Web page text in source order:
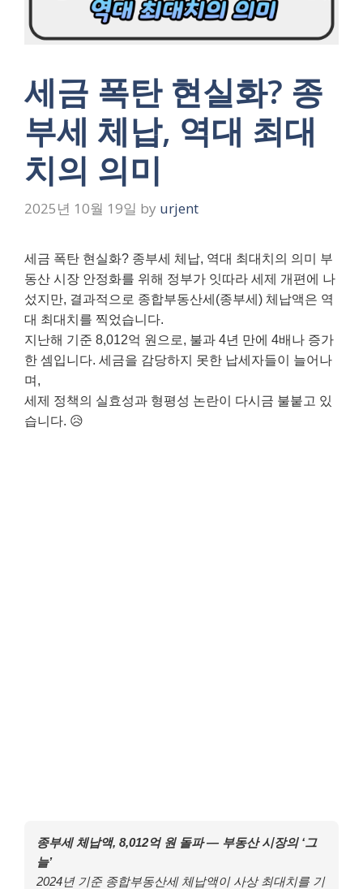
세금 폭탄 현실화? 종
부세 체납, 역대 최대
치의 의미
2025년 10월 19일 by urjent
세금 폭탄 현실화? 종부세 체납, 역대 최대치의 의미 부
동산 시장 안정화를 위해 정부가 잇따라 세제 개편에 나
섰지만, 결과적으로 종합부동산세(종부세) 체납액은 역
대 최대치를 찍었습니다.
지난해 기준 8,012억 원으로, 불과 4년 만에 4배나 증가
한 셈입니다. 세금을 감당하지 못한 납세자들이 늘어나
며,
세제 정책의 실효성과 형평성 논란이 다시금 불붙고 있
습니다. 😥
종부세 체납액, 8,012억 원 돌파 — 부동산 시장의 ‘그
늘’
2024년 기준 종합부동산세 체납액이 사상 최대치를 기